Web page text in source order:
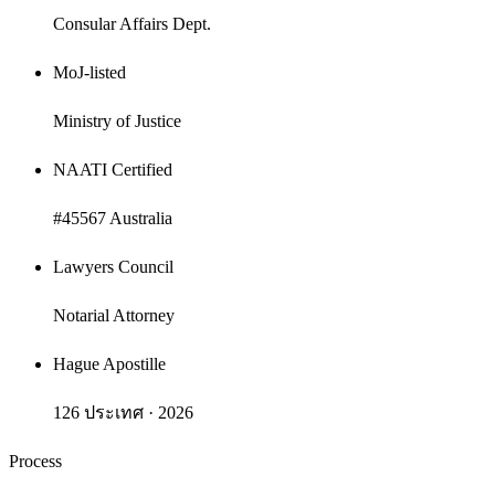
Consular Affairs Dept.
MoJ-listed
Ministry of Justice
NAATI Certified
#45567 Australia
Lawyers Council
Notarial Attorney
Hague Apostille
126 ประเทศ · 2026
Process